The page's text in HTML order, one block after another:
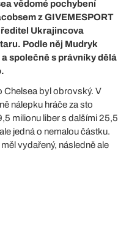
vědomé pochybení
z GIVEMESPORT
Ukrajincova
Podle něj Mudryk
společně s právníky dělá
Chelsea byl obrovský. V
nálepku hráče za sto
milionu liber s dalšími 25,5
jedná o nemalou částku.
vydařený, následně ale